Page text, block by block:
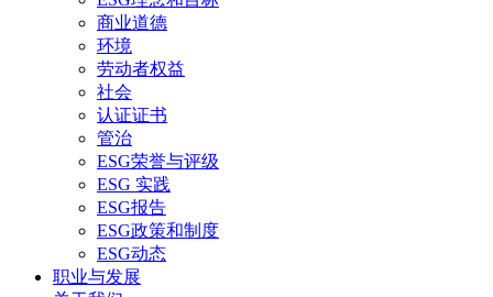
商业道德
环境
劳动者权益
社会
认证证书
管治
ESG荣誉与评级
ESG 实践
ESG报告
ESG政策和制度
ESG动态
职业与发展